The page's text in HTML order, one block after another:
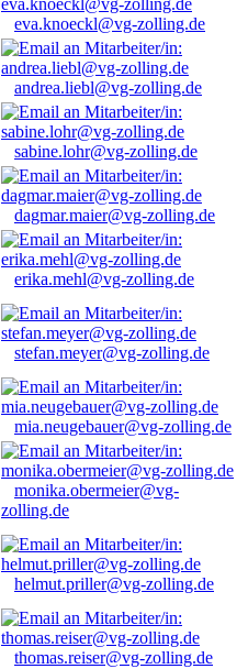
eva.knoeckl@vg-zolling.de
andrea.liebl@vg-zolling.de
sabine.lohr@vg-zolling.de
dagmar.maier@vg-zolling.de
erika.mehl@vg-zolling.de
stefan.meyer@vg-zolling.de
mia.neugebauer@vg-zolling.de
monika.obermeier@vg-
zolling.de
helmut.priller@vg-zolling.de
thomas.reiser@vg-zolling.de